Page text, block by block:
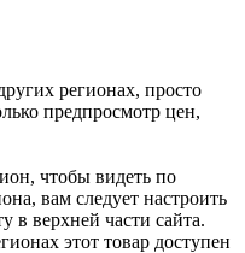
регионах, просто
предпросмотр цен,
чтобы видеть по
вам следует настроить
в верхней части сайта.
этот товар доступен